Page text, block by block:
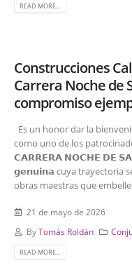
READ MORE...
Construcciones
Carrera Noche de
compromiso
Es un honor dar la
como uno de los
𝗖𝗔𝗥𝗥𝗘𝗥𝗔 𝗡𝗢𝗖𝗛𝗘 𝗗𝗘 𝗦𝗔𝗡
𝗴𝗲𝗻𝘂𝗶𝗻𝗮 cuya trayectoria
obras maestras que
21 de mayo de 2026
ByTomás Roldán
READ MORE...